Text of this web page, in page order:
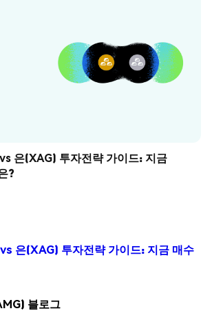
은(XAG) 투자전략 가이드: 지금
?
은(XAG) 투자전략 가이드: 지금 매수
블로그